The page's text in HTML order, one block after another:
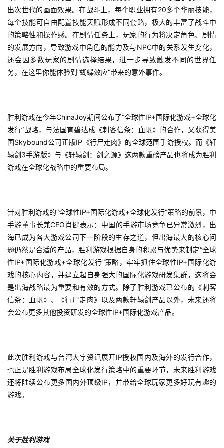
戏
休
闲
游
戏
0
2
5
第
十
三
茶
奖
7
月
3
游
茶
对
出次世代的画面效果。在战斗上，每个职业拥有20多个华丽技能，
每个技能可自由配置技能天赋形成不同套路，极大的丰富了战斗中
的策略性和操作感。在剧情任务上，玩家的行为将决定角色、剧情
的发展方向，导致游戏中角色的能力及与NPC中的关系发生变化，
还会因多数玩家的剧情选择结果，进一步导致触发不同的世界任
务，在这里你能体验到“蝴蝶效应”带来的意外事件。
胜利游戏在今年ChinaJoy期间公布了“全球性IP+国际化游戏+全球化
发行”战略，与法国育碧达成《刺客信条：血帆》的合作，又获得美
国Skybound公司正版IP《行尸走肉》的全球范围手游授权。而《轩
辕剑3手游版》与《轩辕剑：剑之源》这两款重磅产品也将成为胜利
游戏在全球化战略中的重要布局。
针对胜利游戏的“全球性IP+国际化游戏+全球化发行”策略的前景，中
手游董事长兼CEO肖健表示：中国的手游市场竞争已异常激烈，出
海已成为各大游戏公司下一阶段的生存之道，但出海最大的核心问
题仍然是合适的产品，胜利游戏根据自身的积累与优势来制定“全球
性IP+国际化游戏+全球化发行”策略，牢牢抓住全球性IP+国际化游
戏的核心内容，并建立起自身强大的国际化游戏研发集群，这将会
是出海战略最为重要和有效的方式。除了胜利游戏已公布的《刺客
信条：血帆》、《行尸走肉》以及两款轩辕剑产品以外，未来还将
会公布更多其他投资研发的全球性IP+国际化游戏产品。
此次胜利游戏与台湾大宇资讯展开IP授权国内及海外的发行合作，
也正是胜利游戏布局全球化发行策略中的重要环节，未来胜利游戏
还将陆续公布更多国内外顶级IP，并带给全球玩家更多好玩有趣的
游戏。
关于胜利游戏